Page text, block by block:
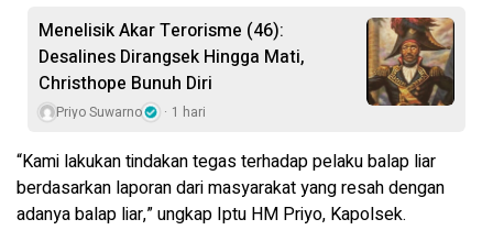
Menelisik Akar Terorisme (46):
Desalines Dirangsek Hingga Mati,
Christhope Bunuh Diri
Priyo Suwarno 1 hari
“Kami lakukan tindakan tegas terhadap pelaku balap liar
berdasarkan laporan dari masyarakat yang resah dengan
adanya balap liar,” ungkap Iptu HM Priyo, Kapolsek.